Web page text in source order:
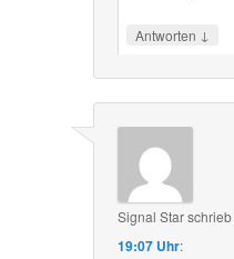
Antworten ↓
Signal Starschrieb
19:07 Uhr: